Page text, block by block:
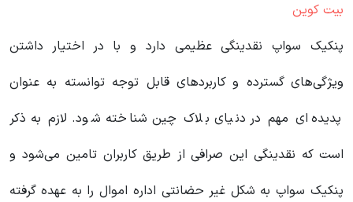
بیت کوین
پنکیک سواپ نقدینگی عظیمی دارد و با در اختیار داشتن
ویژگی‌های گسترده و کاربردهای قابل توجه توانسته به عنوان
پدیده‌ای مهم در دنیای بلاک چین شناخته شود. لازم به ذکر
است که نقدینگی این صرافی از طریق کاربران تامین می‌شود و
پنکیک سواپ به شکل غیر حضانتی اداره اموال را به عهده گرفته